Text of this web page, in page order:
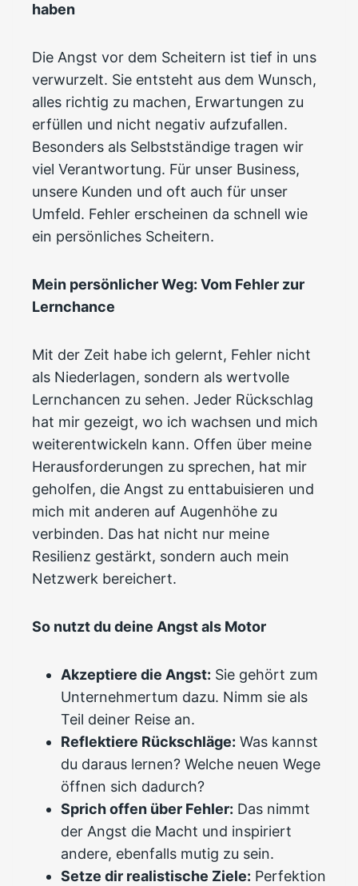
haben
Die Angst vor dem Scheitern ist tief in uns
verwurzelt. Sie entsteht aus dem Wunsch,
alles richtig zu machen, Erwartungen zu
erfüllen und nicht negativ aufzufallen.
Besonders als Selbstständige tragen wir
viel Verantwortung. Für unser Business,
unsere Kunden und oft auch für unser
Umfeld. Fehler erscheinen da schnell wie
ein persönliches Scheitern.
Mein persönlicher Weg: Vom Fehler zur
Lernchance
Mit der Zeit habe ich gelernt, Fehler nicht
als Niederlagen, sondern als wertvolle
Lernchancen zu sehen. Jeder Rückschlag
hat mir gezeigt, wo ich wachsen und mich
weiterentwickeln kann. Offen über meine
Herausforderungen zu sprechen, hat mir
geholfen, die Angst zu enttabuisieren und
mich mit anderen auf Augenhöhe zu
verbinden. Das hat nicht nur meine
Resilienz gestärkt, sondern auch mein
Netzwerk bereichert.
So nutzt du deine Angst als Motor
Akzeptiere die Angst: Sie gehört zum
Unternehmertum dazu. Nimm sie als
Teil deiner Reise an.
Reflektiere Rückschläge: Was kannst
du daraus lernen? Welche neuen Wege
öffnen sich dadurch?
Sprich offen über Fehler: Das nimmt
der Angst die Macht und inspiriert
andere, ebenfalls mutig zu sein.
Setze dir realistische Ziele: Perfektion